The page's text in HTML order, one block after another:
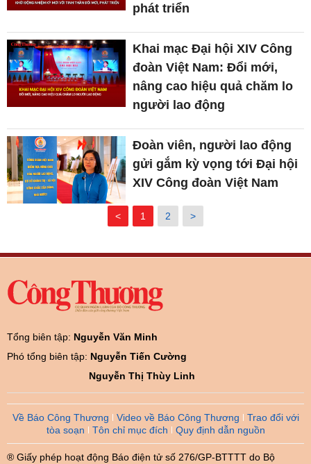
phát triển
Khai mạc Đại hội XIV Công
đoàn Việt Nam: Đổi mới,
nâng cao hiệu quả chăm lo
người lao động
Đoàn viên, người lao động
gửi gắm kỳ vọng tới Đại hội
XIV Công đoàn Việt Nam
< 1 2 >
Tổng biên tập: Nguyễn Văn Minh
Phó tổng biên tập: Nguyễn Tiến Cường
Nguyễn Thị Thùy Linh
Về Báo Công Thương Video về Báo Công Thương
Trao đổi với
tòa soạn
Tôn chỉ mục đích Quy định dẫn nguồn
® Giấy phép hoạt động Báo điện tử số 276/GP-BTTTT do Bộ